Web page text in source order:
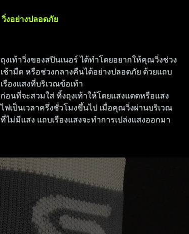
วิ่งอย่างปลอดภัย
ถุงเท้าวิ่งของสปินเนอร์ ได้ทำโดยอยากให้คุณวิ่งช่วง
เช้ามืด หรือช่วงกลางคืนได้อย่างปลอดภัย ด้วยแถบ
เรืองแสงที่บริเวณข้อเท้า
ก่อนที่จะสวมใส่ ทิ้งถุงเท้าให้โดยแสงแดดหรือแสง
ไฟเป็นเวลาครึ่งชั่วโมงขึ้นไป เมื่อคุณวิ่งผ่านบริเวณ
ที่ไม่มีแสง แถบเรืองแสงจะทำการเปล่งแสงออกมา